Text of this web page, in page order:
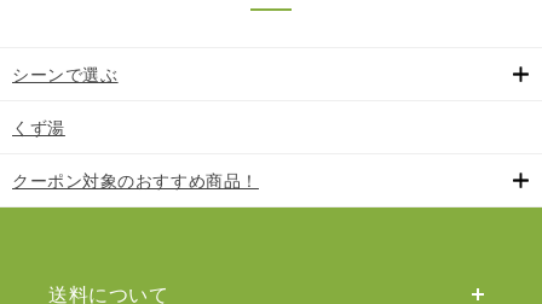
シーンで選ぶ
くず湯
クーポン対象のおすすめ商品！
送料について